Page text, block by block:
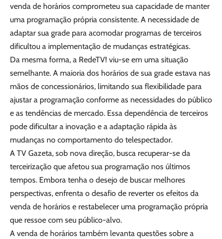
venda de horários comprometeu sua capacidade de manter
uma programação própria consistente. A necessidade de
adaptar sua grade para acomodar programas de terceiros
dificultou a implementação de mudanças estratégicas.
Da mesma forma, a RedeTV! viu-se em uma situação
semelhante. A maioria dos horários de sua grade estava nas
mãos de concessionários, limitando sua flexibilidade para
ajustar a programação conforme as necessidades do público
e as tendências de mercado. Essa dependência de terceiros
pode dificultar a inovação e a adaptação rápida às
mudanças no comportamento do telespectador.
A TV Gazeta, sob nova direção, busca recuperar-se da
terceirização que afetou sua programação nos últimos
tempos. Embora tenha o desejo de buscar melhores
perspectivas, enfrenta o desafio de reverter os efeitos da
venda de horários e restabelecer uma programação própria
que ressoe com seu público-alvo.
A venda de horários também levanta questões sobre a